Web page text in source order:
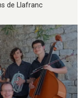
de Llafranc